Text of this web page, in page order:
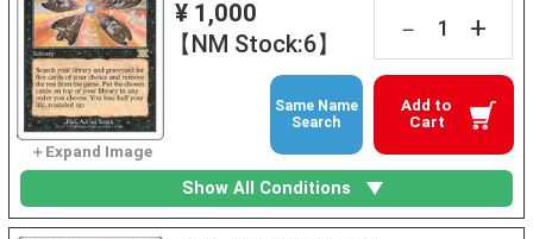
¥ 1,000
【NM Stock:6】
－ +
Add to
Cart
Same Name
Search
Show All Conditions